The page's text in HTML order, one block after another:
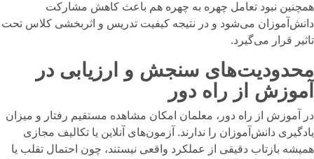
همچنین نبود تعامل چهره به چهره هم باعث کاهش مشارکت
دانش‌آموزان می‌شود و در نتیجه کیفیت تدریس و اثربخشی کلاس تحت
تاثیر قرار می‌گیرد.
محدودیت‌های سنجش و ارزیابی در
آموزش از راه دور
در آموزش از راه دور، معلمان امکان مشاهده مستقیم رفتار و میزان
یادگیری دانش‌آموزان را ندارند. آزمون‌های آنلاین یا تکالیف مجازی
همیشه بازتاب دقیقی از عملکرد واقعی نیستند، چون احتمال تقلب یا